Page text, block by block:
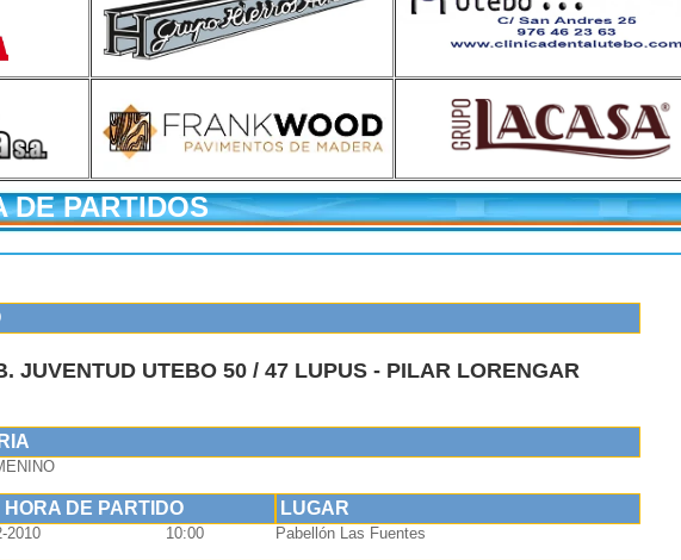
DE PARTIDOS
JUVENTUD UTEBO 50 / 47 LUPUS - PILAR LORENGAR
HORA DE PARTIDO LUGAR
2010 10:00 Pabellón Las Fuentes